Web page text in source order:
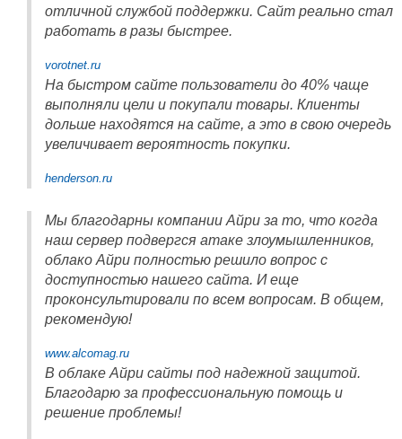
отличной службой поддержки. Сайт реально стал
работать в разы быстрее.
vorotnet.ru
На быстром сайте пользователи до 40% чаще
выполняли цели и покупали товары. Клиенты
дольше находятся на сайте, а это в свою очередь
увеличивает вероятность покупки.
henderson.ru
Мы благодарны компании Айри за то, что когда
наш сервер подвергся атаке злоумышленников,
облако Айри полностью решило вопрос с
доступностью нашего сайта. И еще
проконсультировали по всем вопросам. В общем,
рекомендую!
www.alcomag.ru
В облаке Айри сайты под надежной защитой.
Благодарю за профессиональную помощь и
решение проблемы!